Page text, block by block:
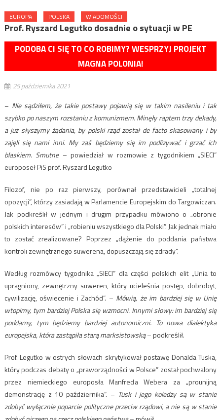
EUROPA POLSKA WIADOMOŚCI
Prof. Ryszard Legutko dosadnie o sytuacji w PE
PODOBA CI SIĘ TO CO ROBIMY? WESPRZYJ PROJEKT
MAGNA POLONIA!
25 października 2021
– Nie sądziłem, że takie postawy po­jawią się w takim nasileniu i tak
szybko po naszym rozstaniu z komunizmem. Minęły raptem trzy dekady,
a już słyszymy żądania, by polski rząd został de facto skasowany i by
zajęli się nami inni. My zaś będziemy się im podlizywać i grzać ich
blaskiem. Smutne– powiedział w rozmowie z tygodnikiem „SIECI”
europoseł PiS prof. Ryszard Legutko
Filozof, nie po raz pierwszy, porównał przedstawicieli „totalnej
opozycji”, którzy zasiadają w Parlamencie Europejskim do Targowiczan.
Jak podkreślił w jednym i drugim przypadku mówiono o „obronie
polskich interesów” i „robieniu wszystkiego dla Polski”. Jak jednak miało
to zostać zrealizowane? Poprzez „dążenie do poddania państwa
kontroli zewnętrznego suwerena, dopuszczają się zdrady”.
Według rozmówcy tygodnika „SIECI” dla części polskich elit „Unia to
upragniony, zewnętrzny suweren, który ucieleś­nia postęp, dobrobyt,
cywilizację, oświecenie i Zachód”. – Mówią, że im bardziej się w Unię
wtopimy, tym bardziej Polska się wzmocni. Innymi słowy: im bardziej się
poddamy, tym będziemy bardziej autonomiczni. To nowa dialektyka
europejska, która zastąpiła starą marksistowską– podkreślił.
Prof. Legutko w ostrych słowach skrytykował postawę Donalda Tuska,
który podczas debaty o „praworządności w Polsce” został pochwalony
przez niemieckiego europosła Manfreda Webera za „prounijną
demonstrację z 10 października”. – Tusk i jego koledzy są w stanie
zdobyć wyłącznie poparcie polityczne przeciw rządowi, a nie są w stanie